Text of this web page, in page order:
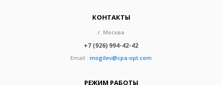
КОНТАКТЫ
г. Москва
+7 (926) 994-42-42
Email : mogilev@cpa-opt.com
РЕЖИМ РАБОТЫ